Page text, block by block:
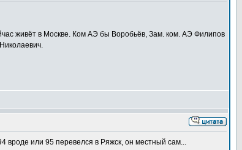
живёт в Москве. Ком АЭ бы Воробьёв, Зам. ком. АЭ Филипов
вроде или 95 перевелся в Ряжск, он местный сам...